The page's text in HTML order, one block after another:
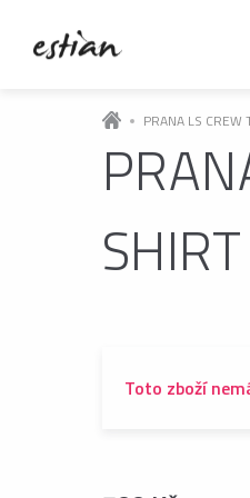
PRANA LS
Toto zboží